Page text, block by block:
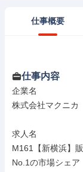
仕事概要
仕事内容
企業名
株式会社マクニカ
求人名
M161【新横浜】
No.1の市場シェア